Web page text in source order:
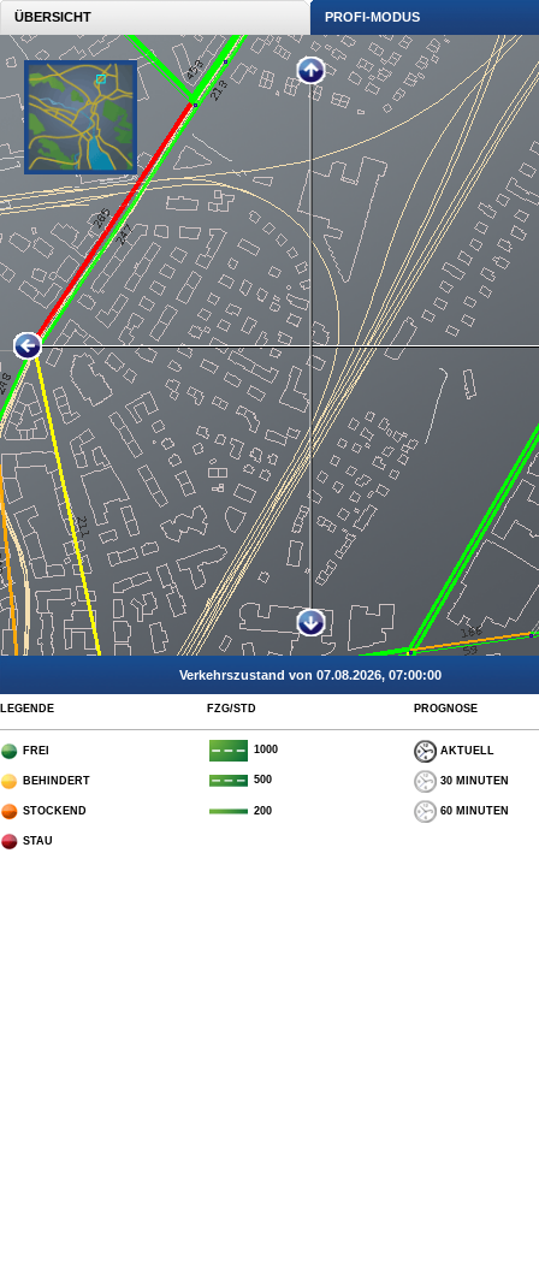
ÜBERSICHT PROFI-MODUS
Verkehrszustand von 07.08.2026, 07:00:00
LEGENDE FZG/STD PROGNOSE
FREI 1000 AKTUELL
BEHINDERT 500 30 MINUTEN
STOCKEND 200 60 MINUTEN
STAU